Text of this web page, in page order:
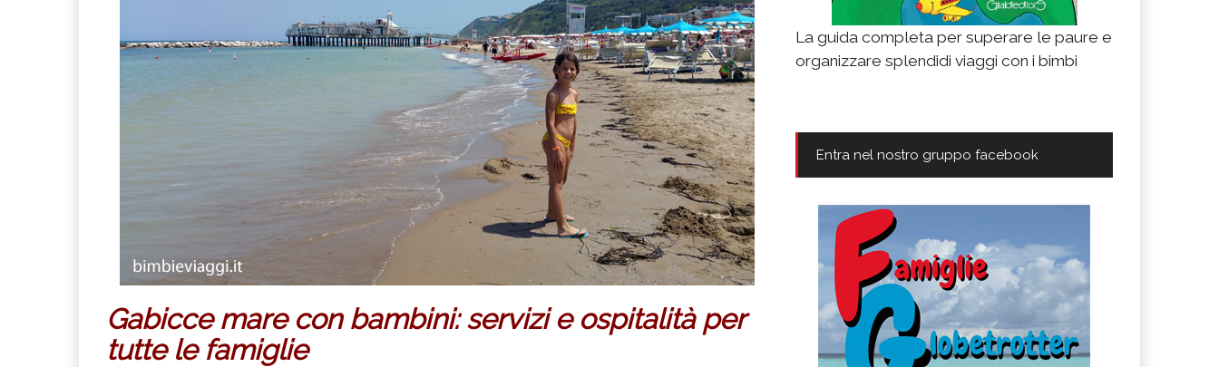
Gabicce mare con bambini: servizi e ospitalità per
tutte le famiglie
La guida completa per superare le paure e
organizzare splendidi viaggi con i bimbi
Entra nel nostro gruppo facebook